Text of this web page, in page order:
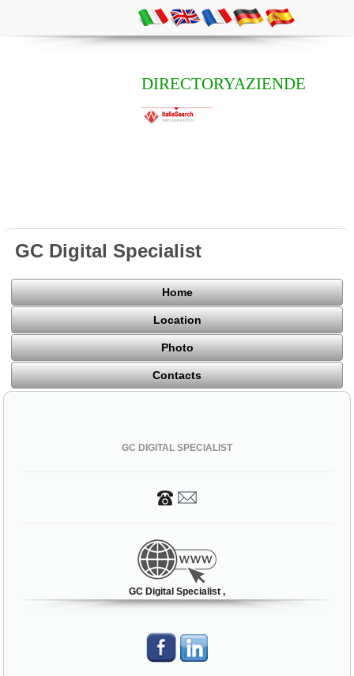
DIRECTORYAZIENDE
GC Digital Specialist
Home
Location
Photo
Contacts
GC DIGITAL SPECIALIST
GC Digital Specialist ,